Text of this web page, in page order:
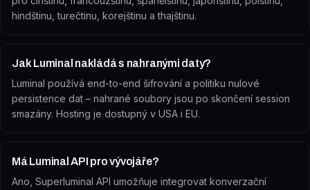
hindštinu, turečtinu, korejštinu a thajštinu.
Jak Luminal nakládá s nahranými daty?
Luminal používá end-to-end šifrování a politiku nulové
persistence dat – nahrané soubory jsou po skončení session
smazány. Hosting je dostupný v USA i EU.
Má Luminal API pro vývojáře?
Ano, Superluminal API umožňuje integrovat konverzační